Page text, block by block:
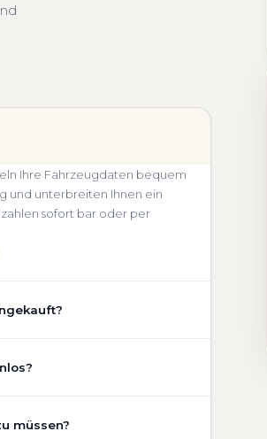
Ihre Fahrzeugdaten bequem
und unterbreiten Ihnen ein
sofort bar oder per
transparent in unsere
Marktlage. So erhalten Sie
müssen?